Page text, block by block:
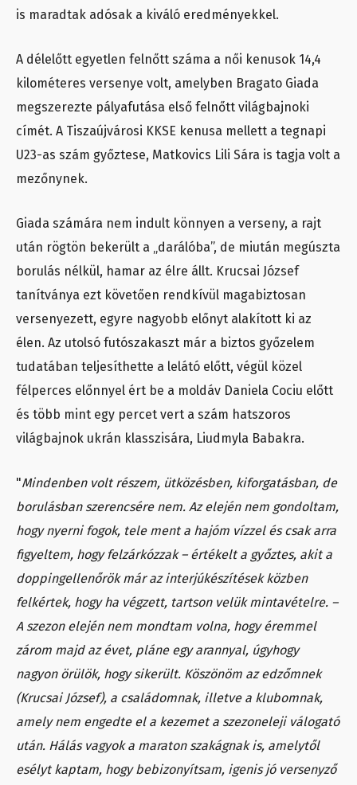
is maradtak adósak a kiváló eredményekkel.
A délelőtt egyetlen felnőtt száma a női kenusok 14,4
kilométeres versenye volt, amelyben Bragato Giada
megszerezte pályafutása első felnőtt világbajnoki
címét. A Tiszaújvárosi KKSE kenusa mellett a tegnapi
U23-as szám győztese, Matkovics Lili Sára is tagja volt a
mezőnynek.
Giada számára nem indult könnyen a verseny, a rajt
után rögtön bekerült a „darálóba”, de miután megúszta
borulás nélkül, hamar az élre állt. Krucsai József
tanítványa ezt követően rendkívül magabiztosan
versenyezett, egyre nagyobb előnyt alakított ki az
élen. Az utolsó futószakaszt már a biztos győzelem
tudatában teljesíthette a lelátó előtt, végül közel
félperces előnnyel ért be a moldáv Daniela Cociu előtt
és több mint egy percet vert a szám hatszoros
világbajnok ukrán klasszisára, Liudmyla Babakra.
"Mindenben volt részem, ütközésben, kiforgatásban, de
borulásban szerencsére nem. Az elején nem gondoltam,
hogy nyerni fogok, tele ment a hajóm vízzel és csak arra
figyeltem, hogy felzárkózzak – értékelt a győztes, akit a
doppingellenőrök már az interjúkészítések közben
felkértek, hogy ha végzett, tartson velük mintavételre. –
A szezon elején nem mondtam volna, hogy éremmel
zárom majd az évet, pláne egy arannyal, úgyhogy
nagyon örülök, hogy sikerült. Köszönöm az edzőmnek
(Krucsai József), a családomnak, illetve a klubomnak,
amely nem engedte el a kezemet a szezoneleji válogató
után. Hálás vagyok a maraton szakágnak is, amelytől
esélyt kaptam, hogy bebizonyítsam, igenis jó versenyző